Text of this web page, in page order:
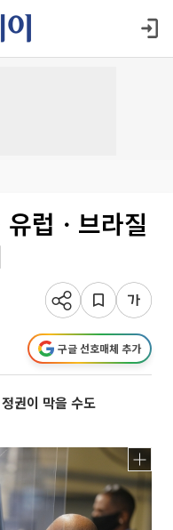
럽ㆍ브라질
구글 선호매체 추가
권이 막을 수도